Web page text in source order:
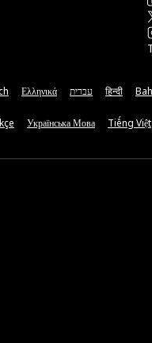
Ελληνικά עברית हिन्दी
Українська Мова Tiếng Việt